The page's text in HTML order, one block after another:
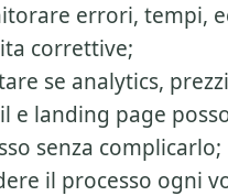
errori, tempi,
correttive;
se analytics,
e landing page
senza complicarlo;
il processo ogni